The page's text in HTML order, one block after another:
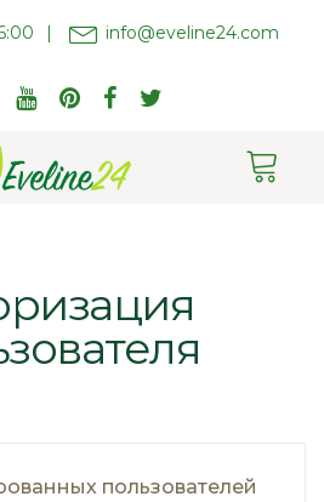
| info@eveline24.com
пользователей